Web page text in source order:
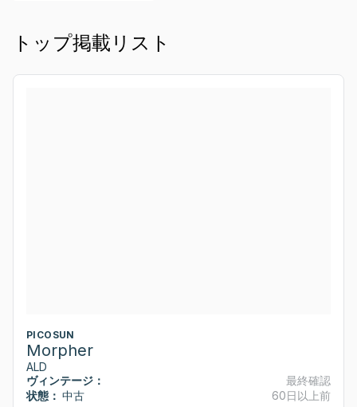
トップ掲載リスト
PICOSUN
Morpher
ALD
ヴィンテージ：
状態： 中古
最終確認
60日以上前